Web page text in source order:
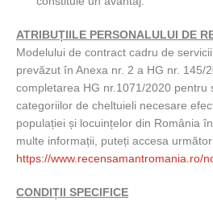
ATRIBUȚIILE PERSONALULUI DE
Modelului de contract cadru de
prevăzut în Anexa nr. 2 a HG nr. 145/
completarea HG nr.1071/2020 pentru
categoriilor de cheltuieli necesare
populației și locuințelor din România
multe informații, puteți accesa
https://www.recensamantromania.ro/
CONDIȚII SPECIFICE